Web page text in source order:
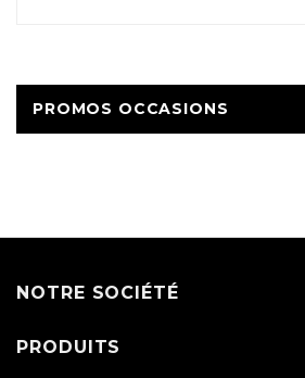
PROMOS OCCASIONS
NOTRE SOCIÉTÉ
PRODUITS